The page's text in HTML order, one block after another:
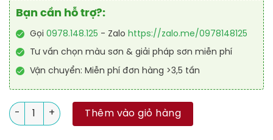
Bạn cần hỗ trợ?:
Gọi 0978.148.125 - Zalo https://zalo.me/0978148125
Tư vấn chọn màu sơn & giải pháp sơn miễn phí
Vận chuyển: Miễn phí đơn hàng >3,5 tấn
Sơn công nghiệp Alkyd nhanh khô RAL RAKYD QD 3017 số
Thêm vào giỏ hàng